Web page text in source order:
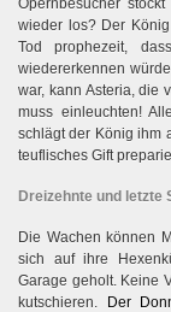
wieder los? Der
Tod prophezeit,
wiedererkennen
war, kann Asteria, die
muss einleuchten!
schlägt der König ihm
teuflisches Gift
Dreizehnte und letzte
Die Wachen können
sich auf ihre
Garage geholt. Keine
kutschieren.
Der